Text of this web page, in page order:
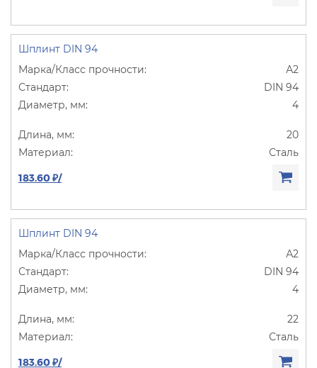
Шплинт DIN 94
А2
DIN 94
4
20
Сталь
183.60 ₽/
Шплинт DIN 94
А2
DIN 94
4
22
Сталь
183.60 ₽/